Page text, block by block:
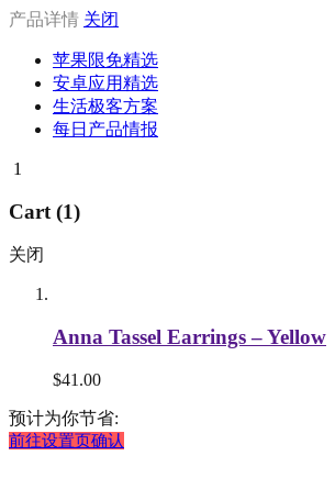
产品详情 关闭
苹果限免精选
安卓应用精选
生活极客方案
每日产品情报
1
Cart (1)
关闭
Anna Tassel Earrings – Yellow
$41.00
预计为你节省:
前往设置页确认